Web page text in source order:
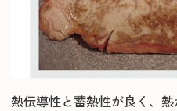
熱伝導性と蓄熱性が良く、熱